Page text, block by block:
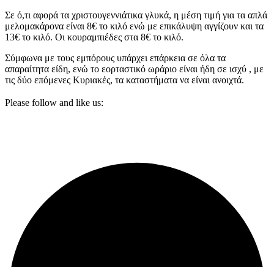
Σε ό,τι αφορά τα χριστουγεννιάτικα γλυκά, η μέση τιμή για τα απλά
μελομακάρονα είναι 8€ το κιλό ενώ με επικάλυψη αγγίζουν και τα
13€ το κιλό. Οι κουραμπιέδες στα 8€ το κιλό.
Σύμφωνα με τους εμπόρους υπάρχει επάρκεια σε όλα τα
απαραίτητα είδη, ενώ το εορταστικό ωράριο είναι ήδη σε ισχύ , με
τις δύο επόμενες Κυριακές, τα καταστήματα να είναι ανοιχτά.
Please follow and like us: